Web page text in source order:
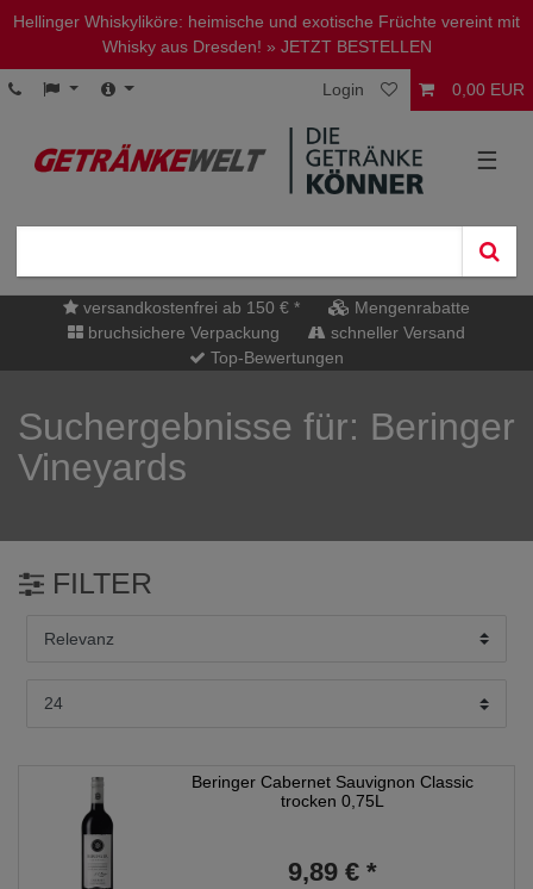
Hellinger Whiskyliköre: heimische und exotische Früchte vereint mit
Whisky aus Dresden! » JETZT BESTELLEN
Login 0,00 EUR
☰
versandkostenfrei ab 150 € *
Mengenrabatte
bruchsichere Verpackung
schneller Versand
Top-Bewertungen
Suchergebnisse für: Beringer
Vineyards
FILTER
Beringer Cabernet Sauvignon Classic
trocken 0,75L
9,89 € *